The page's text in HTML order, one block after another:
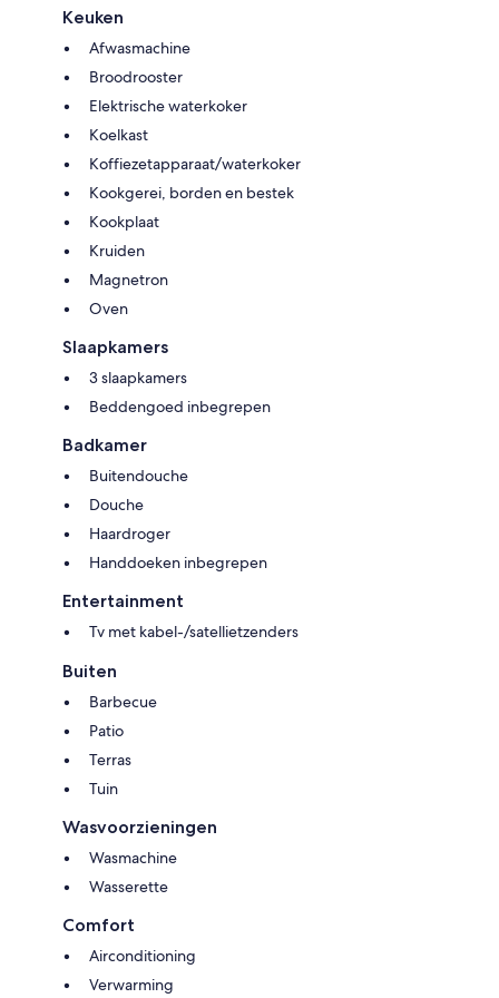
- Huisdieren: Alleen toegestaan na voorafgaande toestemming. Per
huisdier en per nacht geldt een toeslag.
- Huisdieren toegestaan betaling 20,00 € per huisdier per nacht
Keuken
Afwasmachine
Broodrooster
Elektrische waterkoker
Koelkast
Koffiezetapparaat/waterkoker
Kookgerei, borden en bestek
Kookplaat
Kruiden
Magnetron
Oven
Slaapkamers
3 slaapkamers
Beddengoed inbegrepen
Badkamer
Buitendouche
Douche
Haardroger
Handdoeken inbegrepen
Entertainment
Tv met kabel-/satellietzenders
Buiten
Barbecue
Patio
Terras
Tuin
Wasvoorzieningen
Wasmachine
Wasserette
Comfort
Airconditioning
Verwarming